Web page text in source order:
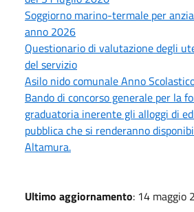
Soggiorno marino-termale per
anno 2026
Questionario di valutazione degli
del servizio
Asilo nido comunale Anno
Bando di concorso generale per la
graduatoria inerente gli alloggi di
pubblica che si renderanno
Altamura.
Ultimo aggiornamento: 14 maggio